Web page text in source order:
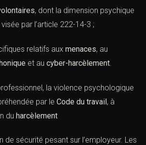
, dont la dimension
et au cyber-harcèlement.
la violence
l’interdiction duharcèlement